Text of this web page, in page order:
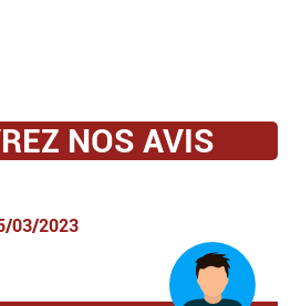
NOS AVIS
03/2023